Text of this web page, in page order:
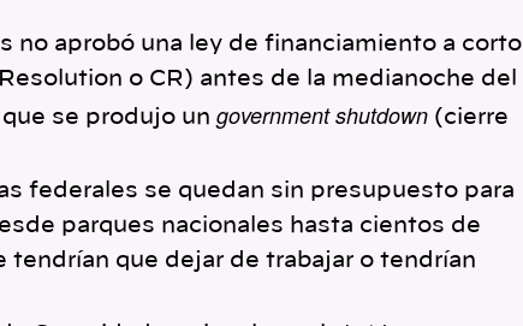
no aprobó una ley de financiamiento a corto
o CR) antes de la medianoche del
se produjo un government shutdown (cierre
federales se quedan sin presupuesto para
parques nacionales hasta cientos de
que dejar de trabajar o tendrían